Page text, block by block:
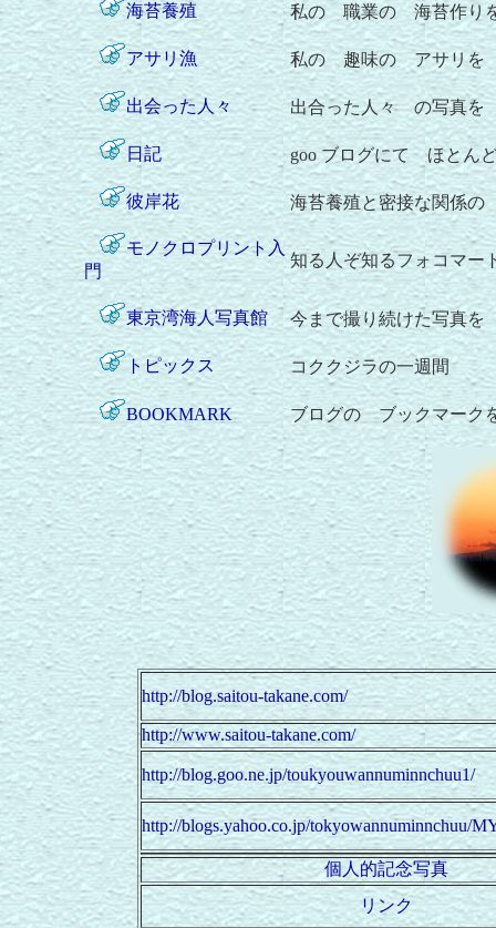
海苔養殖 私の 職業の 海苔作り
アサリ漁 私の 趣味の アサリを
出会った人々 出合った人々 の写真を
日記 goo ブログにて ほとん
彼岸花 海苔養殖と密接な関係
モノクロプリント入
門
知る人ぞ知るフォコマ
東京湾海人写真館 今まで撮り続けた写真
トピックス コククジラの一週間
BOOKMARK ブログの ブックマーク
http://blog.saitou-takane.com/
http://www.saitou-takane.com/
http://blog.goo.ne.jp/toukyouwannuminnchuu1/
http://blogs.yahoo.co.jp/tokyowannuminnchuu/
個人的記念写真
リンク